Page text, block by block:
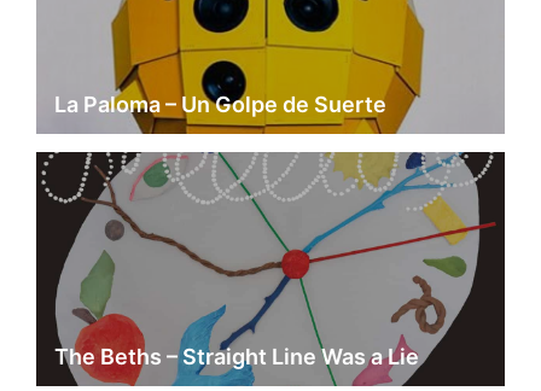
La Paloma – Un Golpe de Suerte
The Beths – Straight Line Was a Lie